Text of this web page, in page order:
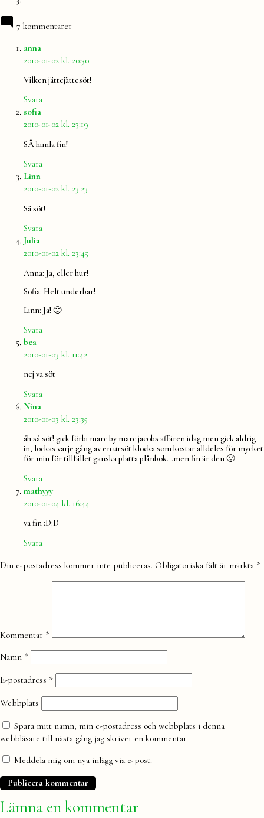
7 kommentarer
anna
2010-01-02 kl. 20:30
Vilken jättejättesöt!
Svara
sofia
2010-01-02 kl. 23:19
SÅ himla fin!
Svara
Linn
2010-01-02 kl. 23:23
Så söt!
Svara
Julia
2010-01-02 kl. 23:45
Anna: Ja, eller hur!
Sofia: Helt underbar!
Linn: Ja! 🙂
Svara
bea
2010-01-03 kl. 11:42
nej va söt
Svara
Nina
2010-01-03 kl. 23:35
åh så söt! gick förbi marc by marc jacobs affären idag men gick aldrig
in, lockas varje gång av en ursöt klocka som kostar alldeles för mycket
för min för tillfället ganska platta plånbok…men fin är den 🙂
Svara
mathyyysäger:
2010-01-04 kl. 16:44
va fin :D:D
Svara
Lämna
Din e-postadress kommer inte publiceras. Obligatoriska fält är märkta *
Kommentar *
Namn *
E-postadress *
Webbplats
Spara mitt namn, min e-postadress och webbplats i denna
webbläsare till nästa gång jag skriver en kommentar.
Meddela mig om nya inlägg via e-post.
Lämna en kommentar